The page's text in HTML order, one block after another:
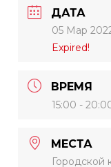
ДАТА
05 Мар
Expired!
ВРЕМЯ
15:00 -
МЕСТА
Городской